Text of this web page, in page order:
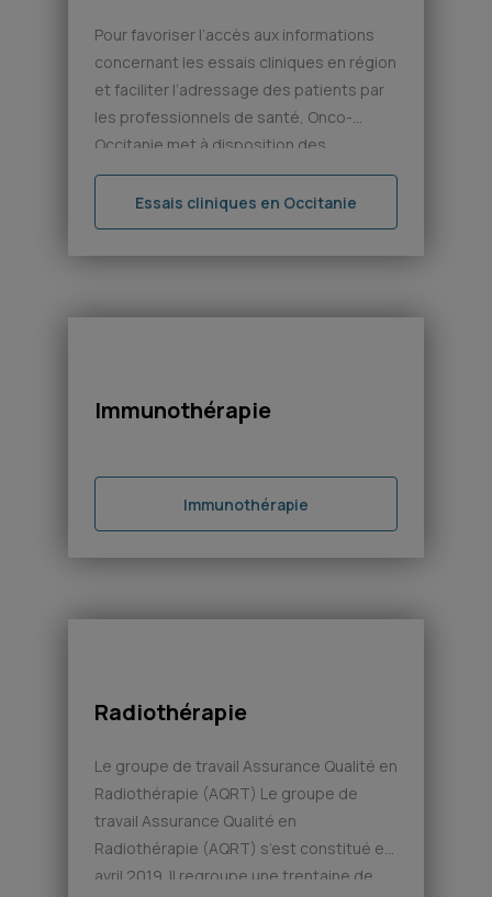
Pour favoriser l’accès aux informations
concernant les essais cliniques en région
et faciliter l’adressage des patients par
les professionnels de santé, Onco-
Occitanie met à disposition des
professionnels de santé les ressources
élaborées par les établissements sur
cette thématique. Pour toute demande
en lien avec les essais cliniques
Essais cliniques en Occitanie
Immunothérapie
Immunothérapie
Radiothérapie
Le groupe de travail Assurance Qualité en
Radiothérapie (AQRT) Le groupe de
travail Assurance Qualité en
Radiothérapie (AQRT) s’est constitué en
avril 2019. Il regroupe une trentaine de